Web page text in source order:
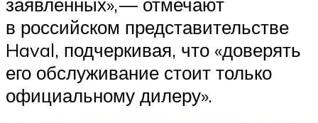
в российском представительстве
Haval, подчеркивая, что «доверять
его обслуживание стоит только
официальному дилеру».